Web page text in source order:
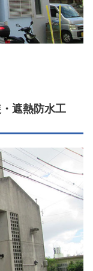
遮熱防水工